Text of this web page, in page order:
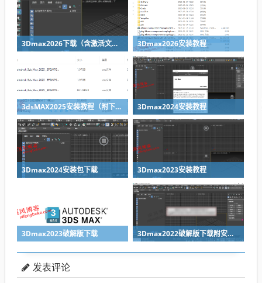
3Dmax2026下载（含激活文件） 3Dmax2026安装教程
3dsMAX2025安装教程（附下载地址） 3Dmax2024安装教程
3Dmax2024安装包下载 3Dmax2023安装教程
3Dmax2023破解版下载 3Dmax2022破解版下载附安装教程
发表评论